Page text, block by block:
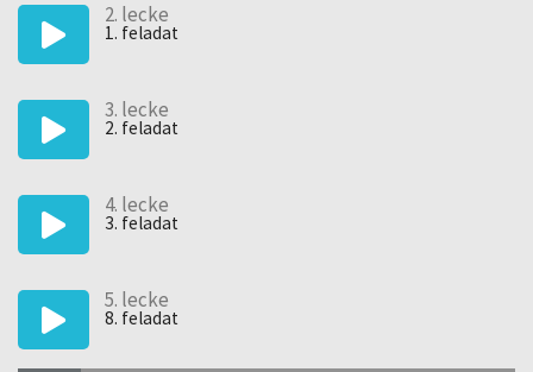
2. lecke
1. feladat
3. lecke
2. feladat
4. lecke
3. feladat
5. lecke
8. feladat